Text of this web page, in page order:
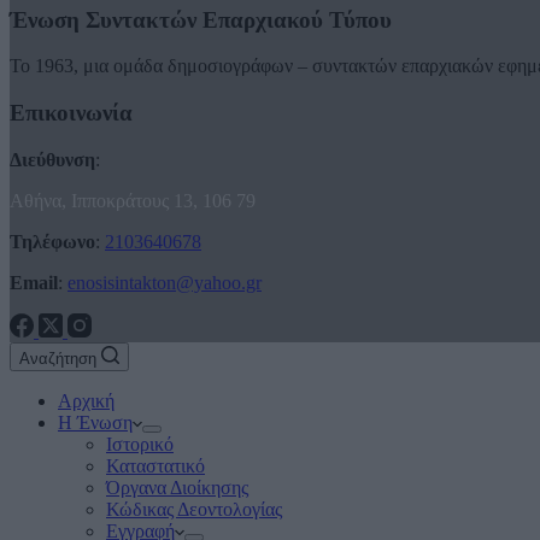
Ένωση Συντακτών Επαρχιακού Τύπου
Το 1963, μια ομάδα δημοσιογράφων – συντακτών επαρχιακών
Επικοινωνία
Διεύθυνση:
Αθήνα, Ιπποκράτους 13, 106 79
Τηλέφωνο: 2103640678
Email: enosisintakton@yahoo.gr
Αναζήτηση
Αρχική
Η Ένωση
Ιστορικό
Καταστατικό
Όργανα Διοίκησης
Κώδικας Δεοντολογίας
Εγγραφή